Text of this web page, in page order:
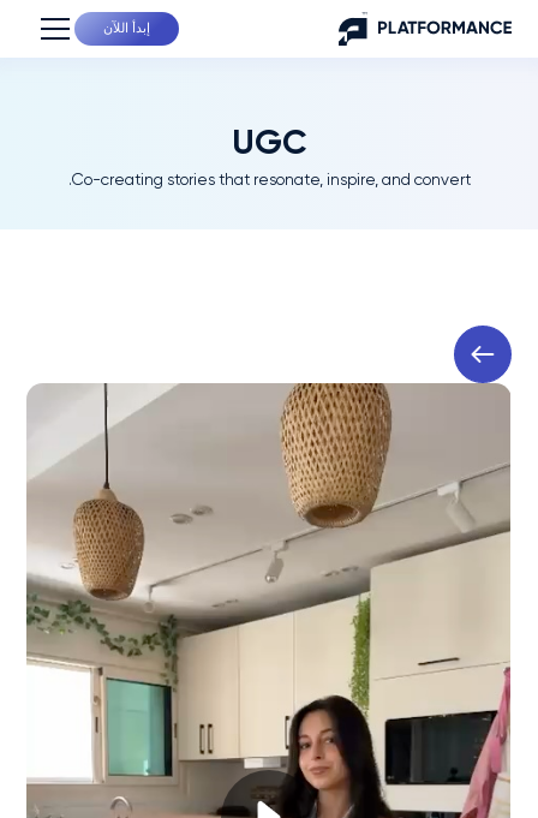
إبدأ اللآن
UGC
Co-creating stories that resonate, inspire, and convert.